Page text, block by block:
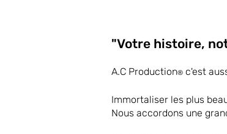
"Votre histoire,
A.C Production® c'est
Immortaliser les plus
Nous accordons une